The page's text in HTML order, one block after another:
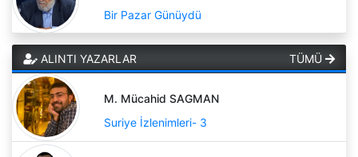
Bir Pazar Günüydü
ALINTI YAZARLAR TÜMÜ
M. Mücahid SAGMAN
Suriye İzlenimleri- 3